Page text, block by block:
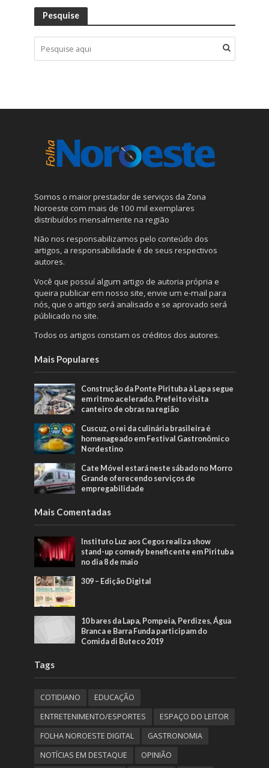
Pesquise
Somos o maior prestador de serviços da Zona
Noroeste com mais de 100 mil exemplares
distribuídos mensalmente na região
Não nos responsabilizamos pelo conteúdo dos
artigos, a responsabilidade é de seus respectivos
autores.
Você que possuí algum artigo de autoria própria e
queira publicar em nosso site, envie um e-mail para
nós, que o artigo será analisado e se aprovado será
públicado no site.
Todos os artigos constam os créditos dos autores.
Mais Populares
Construção da Ponte Pirituba à Lapa segue
em ritmo acelerado. Prefeito visita
canteiro de obras na região
Cuscuz, o rei da culinária brasileira é
homenageado em Festival Gastronômico
Nordestino
Cate Móvel estará neste sábado no Morro
Grande oferecendo serviços de
empregabilidade
Mais Comentadas
Instituto Luz aos Cegos realiza show
stand-up comedy beneficente em Pirituba
no dia 8 de maio
309 – Edição Digital
10 bares da Lapa, Pompeia, Perdizes, Água
Branca e Barra Funda participam do
Comida di Buteco 2019
Tags
COTIDIANO
EDUCAÇÃO
ENTRETENIMENTO/ESPORTES
ESPAÇO DO LEITOR
FOLHA NOROESTE DIGITAL
GASTRONOMIA
NOTÍCIAS EM DESTAQUE
OPINIÃO